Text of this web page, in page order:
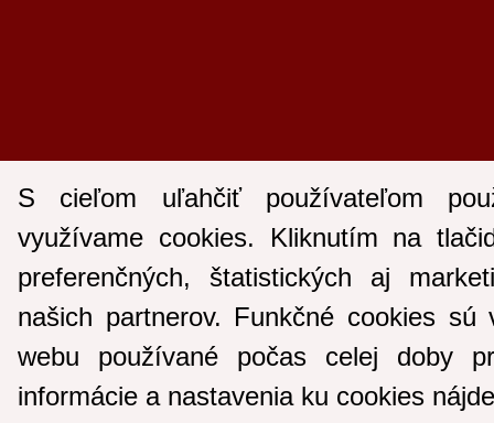
S cieľom uľahčiť používateľom
využívame cookies. Kliknutím na
preferenčných, štatistických aj
našich partnerov. Funkčné cookies sú
webu používané počas celej doby
informácie a nastavenia ku cookies